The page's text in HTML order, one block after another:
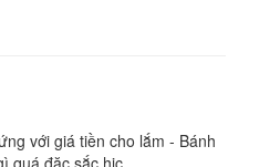
với giá tiền cho lắm - Bánh